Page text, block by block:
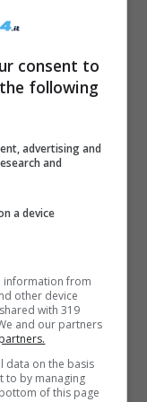
eventi sono
e, al
vittime,
momento,
di
prefettura
in cui si
consent to
following
advertising and
and
a device
information from
other device
with 319
and our partners
data on the basis
to by managing
of this page